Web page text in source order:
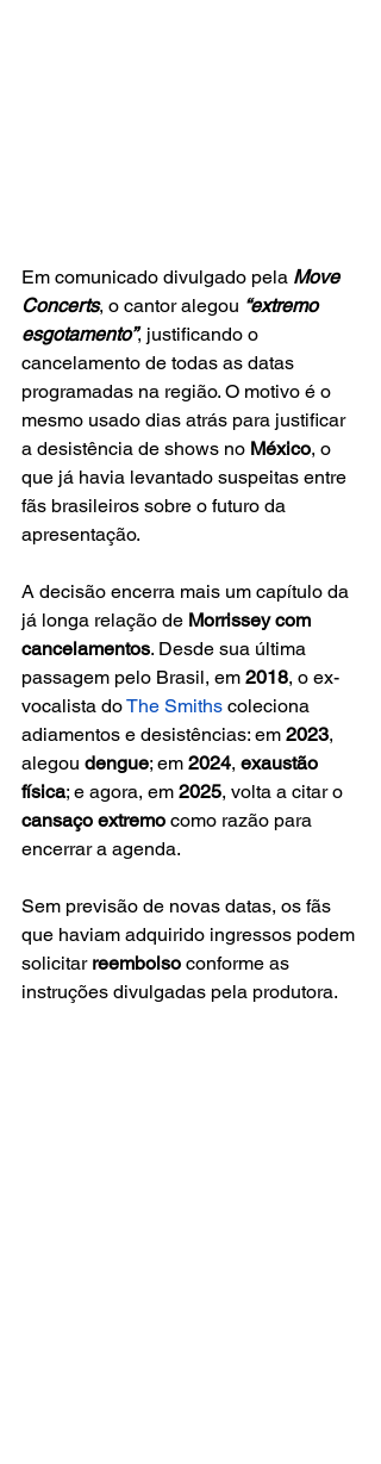
Em comunicado divulgado pela Move
Concerts, o cantor alegou “extremo
esgotamento”, justificando o
cancelamento de todas as datas
programadas na região. O motivo é o
mesmo usado dias atrás para justificar
a desistência de shows no México, o
que já havia levantado suspeitas entre
fãs brasileiros sobre o futuro da
apresentação.
A decisão encerra mais um capítulo da
já longa relação de Morrissey com
cancelamentos. Desde sua última
passagem pelo Brasil, em 2018, o ex-
vocalista do The Smiths coleciona
adiamentos e desistências: em 2023,
alegou dengue; em 2024, exaustão
física; e agora, em 2025, volta a citar o
cansaço extremo como razão para
encerrar a agenda.
Sem previsão de novas datas, os fãs
que haviam adquirido ingressos podem
solicitar reembolso conforme as
instruções divulgadas pela produtora.